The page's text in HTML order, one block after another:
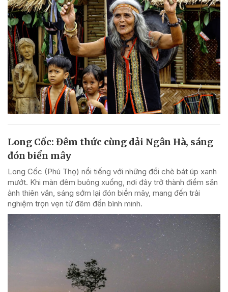
Long Cốc: Đêm thức cùng dải Ngân Hà, sáng
đón biển mây
Long Cốc (Phú Thọ) nổi tiếng với những đồi chè bát úp xanh
mướt. Khi màn đêm buông xuống, nơi đây trở thành điểm săn
ảnh thiên văn, sáng sớm lại đón biển mây, mang đến trải
nghiệm trọn vẹn từ đêm đến bình minh.